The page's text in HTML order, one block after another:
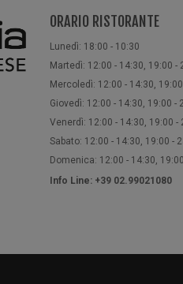
ORARIO RISTORANTE
Lunedì: 18:00 - 10:30
Martedì: 12:00 - 14:30, 19:00 -
Mercoledì: 12:00 - 14:30,
Giovedì: 12:00 - 14:30, 19:00 -
Venerdì: 12:00 - 14:30, 19:00 -
Sabato: 12:00 - 14:30, 19:00 -
Domenica: 12:00 - 14:30,
Info Line: +39 02.99021080